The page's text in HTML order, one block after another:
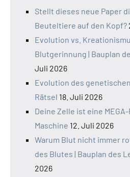
Stellt dieses neue Paper
Beuteltiere auf den Kopf?
Evolution vs.
Blutgerinnung | Bauplan
Juli 2026
Evolution des
Rätsel 18. Juli 2026
Deine Zelle ist eine
Maschine 12. Juli 2026
Warum Blut nicht immer
des Blutes | Bauplan des
2026